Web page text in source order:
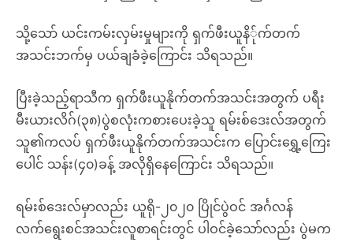
သို့သော် ယင်းကမ်းလှမ်းမှုများကို ရှက်ဖီးယူနိ်ုက်တက်
အသင်းဘက်မှ ပယ်ချခံခဲ့ကြောင်း သိရသည်။
ပြီးခဲ့သည့်ရာသီက ရှက်ဖီးယူနိုက်တက်အသင်းအတွက် ပရီး
မီးယားလိဂ်(၃၈)ပွဲစလုံးကစားပေးခဲ့သူ ရမ်းစ်ဒေးလ်အတွက်
သူ၏ကလပ် ရှက်ဖီးယူနိုက်တက်အသင်းက ပြောင်းရွှေ့ကြေး
ပေါင် သန်း(၄၀)ခန့် အလိုရှိနေကြောင်း သိရသည်။
ရမ်းစ်ဒေးလ်မှာလည်း ယူရို-၂၀၂၀ ပြိုင်ပွဲဝင် အင်္ဂလန်
လက်ရွေးစင်အသင်းလူစာရင်းတွင် ပါဝင်ခဲ့သော်လည်း ပွဲမက